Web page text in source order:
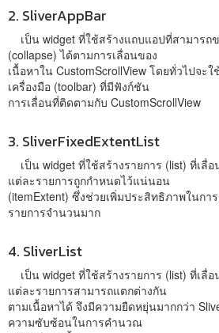
2. SliverAppBar
เป็น widget ที่ใช้สร้างแถบแอปที่สามารถ
(collapse) ได้ตามการเลื่อนของ
เนื้อหาใน CustomScrollView โดยทั่วไปจะ
เครื่องมือ (toolbar) ที่มีฟังก์ชัน
การเลื่อนที่ติดตามกับ CustomScrollView
3. SliverFixedExtentList
เป็น widget ที่ใช้สร้างรายการ (list) ที่เลื่
แต่ละรายการถูกกำหนดไว้แน่นอน
(itemExtent) ซึ่งช่วยเพิ่มประสิทธิภาพในกา
รายการจำนวนมาก
4. SliverList
เป็น widget ที่ใช้สร้างรายการ (list) ที่เลื่
แต่ละรายการสามารถแตกต่างกัน
ตามเนื้อหาได้ จึงมีความยืดหยุ่นมากกว่า
ความซับซ้อนในการคำนวณ